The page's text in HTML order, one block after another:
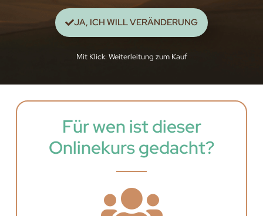
JA, ICH WILL VERÄNDERUNG
Mit Klick: Weiterleitung zum Kauf
Für wen ist dieser
Onlinekurs gedacht?